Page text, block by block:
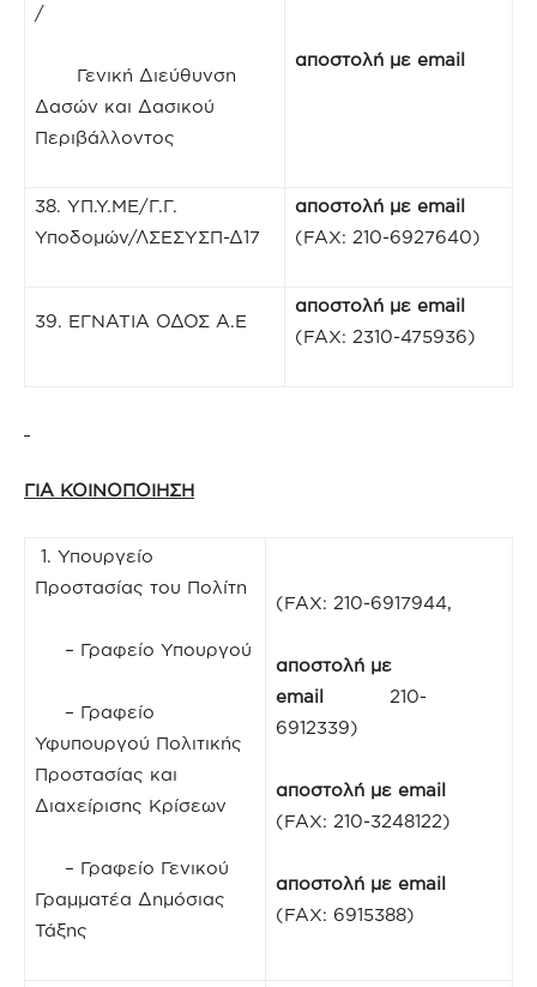
/
Γενική Διεύθυνση
Δασών και Δασικού
Περιβάλλοντος
αποστολή με email
38. ΥΠ.Υ.ΜΕ/Γ.Γ.
Υποδομών/ΛΣΕΣΥΣΠ-Δ17
αποστολή με email
(FAX: 210-6927640)
39. ΕΓΝΑΤΙΑ ΟΔΟΣ Α.Ε
αποστολή με email
(FAX: 2310-475936)
ΓΙΑ ΚΟΙΝΟΠΟΙΗΣΗ
1. Υπουργείο
Προστασίας του Πολίτη
– Γραφείο Υπουργού
– Γραφείο
Υφυπουργού Πολιτικής
Προστασίας και
Διαχείρισης Κρίσεων
– Γραφείο Γενικού
Γραμματέα Δημόσιας
Τάξης
(FAX: 210-6917944,
αποστολή με
email 210-
6912339)
αποστολή με email
(FAX: 210-3248122)
αποστολή με email
(FAX: 6915388)